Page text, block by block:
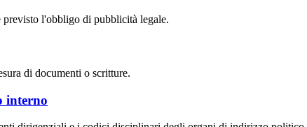
l'obbligo di pubblicità legale.
di documenti o scritture.
interno